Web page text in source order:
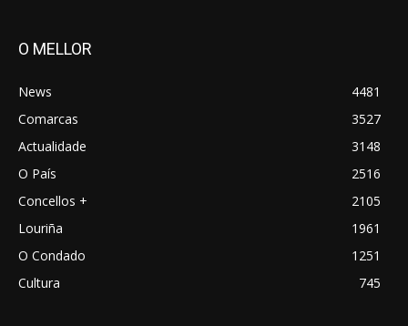
O MELLOR
News
4481
Comarcas
3527
Actualidade
3148
O País
2516
Concellos +
2105
Louriña
1961
O Condado
1251
Cultura
745